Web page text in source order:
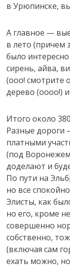
в Урюпинске,
А главное —
в лето (причем
было
сирень, айва,
(ооо! смотрите
дерево (оооо!) и
Итого около
Разные
платными
(под
доделают и
По пути на
но все
Элисты, как
но его, кроме
совершенно
собственно,
(включая сам
ехать можно,